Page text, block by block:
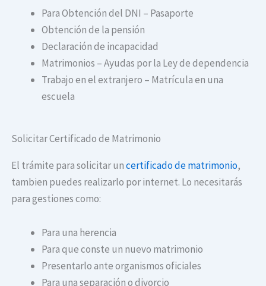
Para Obtención del DNI – Pasaporte
Obtención de la pensión
Declaración de incapacidad
Matrimonios – Ayudas por la Ley de dependencia
Trabajo en el extranjero – Matrícula en una
escuela
Solicitar Certificado de Matrimonio
El trámite para solicitar uncertificado de matrimonio,
tambien puedes realizarlo por internet. Lo necesitarás
para gestiones como:
Para una herencia
Para que conste un nuevo matrimonio
Presentarlo ante organismos oficiales
Para una separación o divorcio